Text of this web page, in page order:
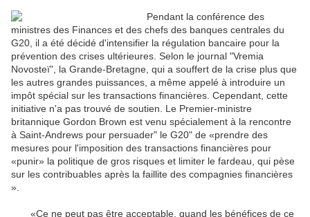
Pendant la conférence des
ministres des Finances et des chefs des banques centrales du
G20, il a été décidé d'intensifier la régulation bancaire pour la
prévention des crises ultérieures. Selon le journal "Vremia
Novosteï", la Grande-Bretagne, qui a souffert de la crise plus que
les autres grandes puissances, a même appelé à introduire un
impôt spécial sur les transactions financières. Cependant, cette
initiative n'a pas trouvé de soutien. Le Premier-ministre
britannique Gordon Brown est venu spécialement à la rencontre
à Saint-Andrews pour persuader" le G20" de «prendre des
mesures pour l'imposition des transactions financières pour
«punir» la politique de gros risques et limiter le fardeau, qui pèse
sur les contribuables après la faillite des compagnies financières
».
«Ce ne peut pas être acceptable, quand les bénéfices de ce